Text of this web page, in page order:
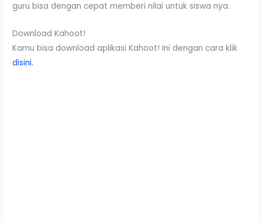
guru bisa dengan cepat memberi nilai untuk siswa nya.
Download Kahoot!
Kamu bisa download aplikasi Kahoot! ini dengan cara klik
disini.